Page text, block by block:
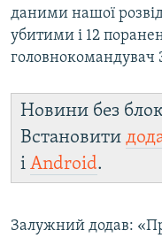
даними нашої
убитими і 12
головнокомандувач
Новини без
Встановити
і Android.
Залужний додав: